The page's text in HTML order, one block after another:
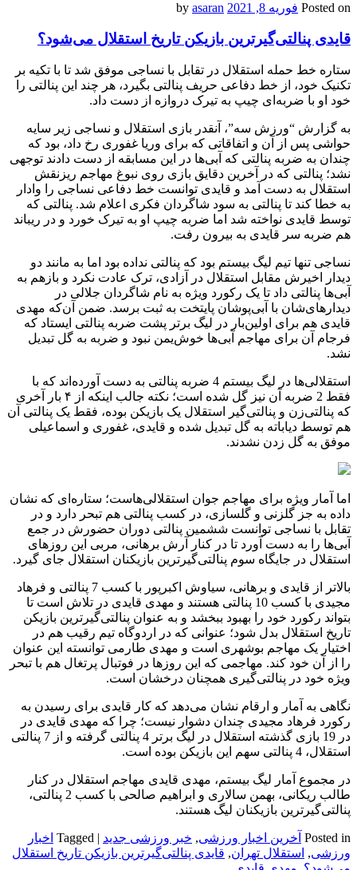
Posted on فوریه 8, 2021 asaran
قایدی پنالتی‌گیرترین بازیکن تاریخ استقلال می‌شود؟
ستاره خط حمله استقلال در تقابل با نساجی موفق شد تا با تکیه بر
تکنیک خود، از خط دفاعی حریف پنالتی بگیرد، هر چند این پنالتی را
خود او با ضربه‌ای چیپ به تیرک دروازه از دست داد.
به گزارش “ورزش سه”، آنقدر بازی استقلال و نساجی زیر سایه
حواشی پس از آن و اتفاقاتی که برای وریا غفوری رخ داد، بود که
چندان به ضربه پنالتی که آبی‌ها در این مسابقه از دست دادند توجهی
نشد؛ پنالتی که در آخرین دقایق بازی روی نبوغ مهاجم ریزنقش
استقلال به دست آمد و قایدی توانست خط دفاعی نساجی را وادار
به خطا کند تا پنالتی به سود شاگردان فکری اعلام شد. پنالتی که
توسط قایدی نواخته شد اما ضربه چیپ او به تیرک خورد و در ریباند
هم ضربه سر قایدی به بیرون رفت.
نساجی تنها تیم لیگ بیستم بود که پنالتی نداده بود اما به مانند دو
دیدار اخیرش مقابل استقلال در آزادی، ترک عادت نکرد و بازهم به
آبی‌ها پنالتی داد تا یک رکورد ویژه به نام شاگردان جلالی در
دیدارهای‌شان با آبی‌پوشان پایتخت به ثبت برسد. ضمن آن‌که مهدی
قایدی هم برای اولین‌بار در لیگ برتر پشت ضربه پنالتی ایستاد که
فرجام آن برای مهاجم آبی‌ها خوش‌یمن نبود و ضربه به گل تبدیل
نشد.
استقلالی‌ها در لیگ بیستم 4 ضربه پنالتی به دست آورده‌اند که با
فقط 2 ضربه آن نیز گل شده است؛ نکته جالب اینکه از ۴ بار آخری
که پنالتی‌زن و پنالتی‌گیر استقلال یک بازیکن بوده، فقط یک پنالتی آن
هم توسط دیاباته به گل تبدیل شده و قایدی، غفوری و اسماعیلی
موفق به گل زدن نشدند.
اما آمار ویژه برای مهاجم جوان استقلالی‌هاست؛ ستاره‌ای که نشان
داده به جز گلزنی و گلسازی، در کسب پنالتی هم تبحر دارد و در
تقابل با نساجی توانست ششمین پنالتی دوران حضورش در جمع
آبی‌ها را به دست آورد تا در کنار آرش برهانی، مربی این روزهای
استقلال در جایگاه سوم پنالتی‌گیرترین بازیکنان استقلال جای گیرد.
بالاتر از قایدی و برهانی، سیاوش اکبرپور با کسب 7 پنالتی و فرهاد
مجیدی با کسب 10 پنالتی هستند و مهدی قایدی در تلاش است تا
بتواند رکورد خود را بهبود ببخشد و به عنوان پنالتی‌گیرترین بازیکن
تاریخ استقلال بدل شود؛ عنوانی که در اردوگاه تیم رقیب هم در
اختیار یک مهاجم بوشهری است و مهدی طارمی توانسته این عنوان
را از آن خود کند. مهاجمی که این روزها در فوتبال پرتغال هم با تبحر
ویژه خود در پنالتی‌گیری همچنان درخشان است.
نگاهی به آمار و ارقام نشان می‌دهد که کار قایدی برای رسیدن به
رکورد فرهاد مجیدی چندان دشوار نیست؛ چرا که مهدی قایدی در
در 19 بازی گذشته استقلال در لیگ برتر 4 پنالتی گرفته و از 7 پنالتی
استقلال، 4 پنالتی سهم این بازیکن بوده است.
در مجموع آمار لیگ بیستم، مهدی قایدی مهاجم استقلال در کنار
طالب ریکانی، بهمن سالاری و ابراهیم صالحی با کسب 2 پنالتی،
پنالتی‌گیرترین بازیکنان لیگ هستند.
Posted in آخرین اخبار ورزشی, خبر ورزشی جدید Tagged اخبار
ورزشی, استقلال تهران, قایدی پنالتی‌گیرترین بازیکن تاریخ استقلال